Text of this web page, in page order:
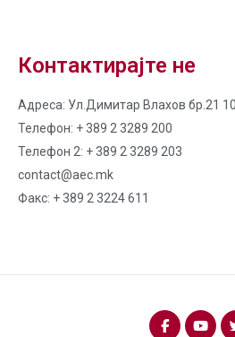
Контактирајте не
Адреса: Ул.Димитар Влахов бр.21
Телефон: + 389 2 3289 200
Телефон 2: + 389 2 3289 203
contact@aec.mk
Факс: + 389 2 3224 611